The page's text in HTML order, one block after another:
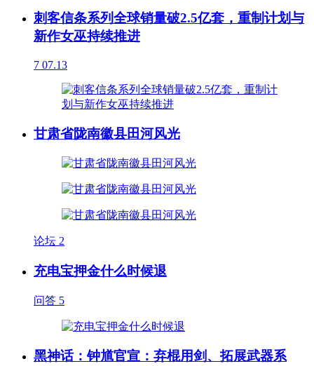
刺客信条系列全球销量破2.5亿套，重制计划与
新作女巫持续推进
7 07.13
甘肃省陇南徽县田河风光
论坛 2
充电宝押金什么时候退
问答 5
黑神话：钟馗官宣：弃棍用剑、拓展武器系